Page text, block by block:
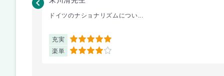
ドイツのナショナリズムについ...
充実 5
楽単 4